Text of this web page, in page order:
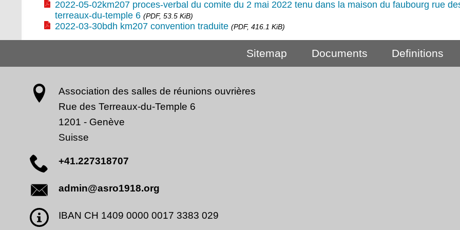
2022-05-02km207 proces-verbal du comite du 2 mai 2022 tenu dans la maison du faubourg rue
terreaux-du-temple 6 (PDF, 53.5 KiB)
2022-03-30bdh km207 convention traduite (PDF, 416.1 KiB)
Sitemap Documents Definitions
Association des salles de réunions ouvrières
Rue des Terreaux-du-Temple 6
1201 - Genève
Suisse
+41.227318707
admin@asro1918.org
IBAN CH 1409 0000 0017 3383 029